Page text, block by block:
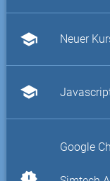
school Neuer
school
Google